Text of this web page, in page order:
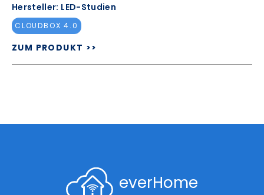
Hersteller: LED-Studien
CLOUDBOX 4.0
ZUM PRODUKT >>
everHome